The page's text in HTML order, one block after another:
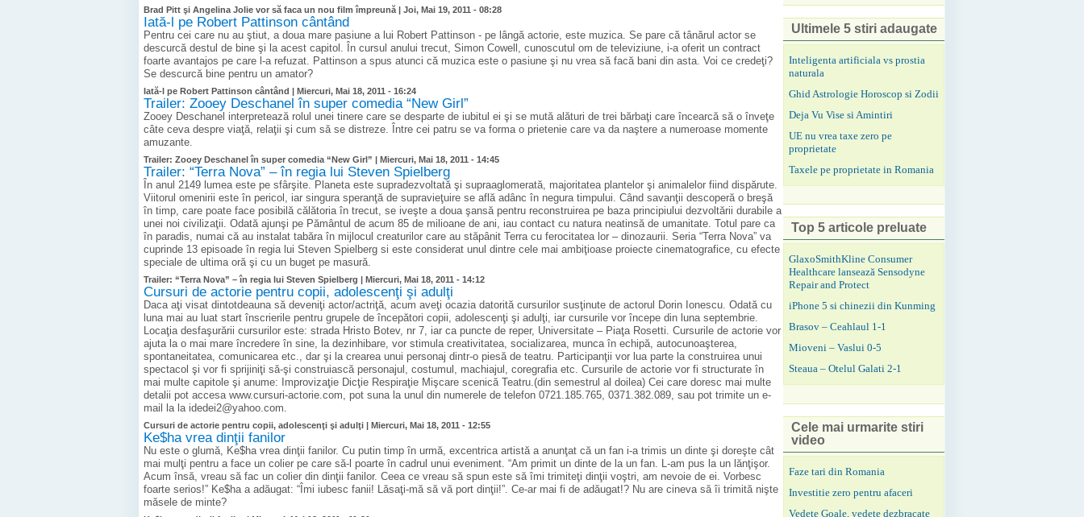
Brad Pitt şi Angelina Jolie vor să faca un nou film împreună | Joi, Mai 19, 2011 - 08:28
Iată-l pe Robert Pattinson cântând
Pentru cei care nu au ştiut, a doua mare pasiune a lui Robert Pattinson - pe lângă actorie, este muzica. Se pare că tânărul actor se
descurcă destul de bine şi la acest capitol. În cursul anului trecut, Simon Cowell, cunoscutul om de televiziune, i-a oferit un contract
foarte avantajos pe care l-a refuzat. Pattinson a spus atunci că muzica este o pasiune şi nu vrea să facă bani din asta. Voi ce credeţi?
Se descurcă bine pentru un amator?
Iată-l pe Robert Pattinson cântând | Miercuri, Mai 18, 2011 - 16:24
Trailer: Zooey Deschanel în super comedia “New Girl”
Zooey Deschanel interpretează rolul unei tinere care se desparte de iubitul ei şi se mută alături de trei bărbaţi care încearcă să o înveţe
câte ceva despre viaţă, relaţii şi cum să se distreze. Între cei patru se va forma o prietenie care va da naştere a numeroase momente
amuzante.
Trailer: Zooey Deschanel în super comedia “New Girl” | Miercuri, Mai 18, 2011 - 14:45
Trailer: “Terra Nova” – în regia lui Steven Spielberg
În anul 2149 lumea este pe sfârşite. Planeta este supradezvoltată şi supraaglomerată, majoritatea plantelor şi animalelor fiind dispărute.
Viitorul omenirii este în pericol, iar singura speranţă de supravieţuire se află adânc în negura timpului. Când savanţii descoperă o breşă
în timp, care poate face posibilă călătoria în trecut, se iveşte a doua şansă pentru reconstruirea pe baza principiului dezvoltării durabile a
unei noi civilizaţii. Odată ajunşi pe Pământul de acum 85 de milioane de ani, iau contact cu natura neatinsă de umanitate. Totul pare ca
în paradis, numai că au instalat tabăra în mijlocul creaturilor care au stăpânit Terra cu ferocitatea lor – dinozaurii. Seria “Terra Nova” va
cuprinde 13 episoade în regia lui Steven Spielberg si este considerat unul dintre cele mai ambiţioase proiecte cinematografice, cu efecte
speciale de ultima oră şi cu un buget pe masură.
Trailer: “Terra Nova” – în regia lui Steven Spielberg | Miercuri, Mai 18, 2011 - 14:12
Cursuri de actorie pentru copii, adolescenţi şi adulţi
Daca aţi visat dintotdeauna să deveniţi actor/actriţă, acum aveţi ocazia datorită cursurilor susţinute de actorul Dorin Ionescu. Odată cu
luna mai au luat start înscrierile pentru grupele de începători copii, adolescenţi şi adulţi, iar cursurile vor începe din luna septembrie.
Locaţia desfaşurării cursurilor este: strada Hristo Botev, nr 7, iar ca puncte de reper, Universitate – Piaţa Rosetti. Cursurile de actorie vor
ajuta la o mai mare încredere în sine, la dezinhibare, vor stimula creativitatea, socializarea, munca în echipă, autocunoaşterea,
spontaneitatea, comunicarea etc., dar şi la crearea unui personaj dintr-o piesă de teatru. Participanţii vor lua parte la construirea unui
spectacol şi vor fi sprijiniţi să-şi construiască personajul, costumul, machiajul, coregrafia etc. Cursurile de actorie vor fi structurate în
mai multe capitole şi anume: Improvizaţie Dicţie Respiraţie Mişcare scenică Teatru.(din semestrul al doilea) Cei care doresc mai multe
detalii pot accesa www.cursuri-actorie.com, pot suna la unul din numerele de telefon 0721.185.765, 0371.382.089, sau pot trimite un e-
mail la la idedei2@yahoo.com.
Cursuri de actorie pentru copii, adolescenţi şi adulţi | Miercuri, Mai 18, 2011 - 12:55
Ke$ha vrea dinţii fanilor
Nu este o glumă, Ke$ha vrea dinţii fanilor. Cu putin timp în urmă, excentrica artistă a anunţat că un fan i-a trimis un dinte şi doreşte cât
mai mulţi pentru a face un colier pe care să-l poarte în cadrul unui eveniment. “Am primit un dinte de la un fan. L-am pus la un lănţişor.
Acum însă, vreau să fac un colier din dinţii fanilor. Ceea ce vreau să spun este să îmi trimiteţi dinţii voştri, am nevoie de ei. Vorbesc
foarte serios!” Ke$ha a adăugat: “Îmi iubesc fanii! Lăsaţi-mă să vă port dinţii!”. Ce-ar mai fi de adăugat!? Nu are cineva să îi trimită nişte
măsele de minte?
Ultimele 5 stiri adaugate
Inteligenta artificiala vs prostia
naturala
Ghid Astrologie Horoscop si Zodii
Deja Vu Vise si Amintiri
UE nu vrea taxe zero pe
proprietate
Taxele pe proprietate in Romania
Top 5 articole preluate
GlaxoSmithKline Consumer
Healthcare lansează Sensodyne
Repair and Protect
iPhone 5 si chinezii din Kunming
Brasov – Ceahlaul 1-1
Mioveni – Vaslui 0-5
Steaua – Otelul Galati 2-1
Cele mai urmarite stiri
video
Faze tari din Romania
Investitie zero pentru afaceri
Vedete Goale, vedete dezbracate